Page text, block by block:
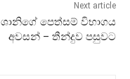
Next article
ශානිගේ පෙත්සම් විභාගය
අවසන් – තීන්දුව පසුවට